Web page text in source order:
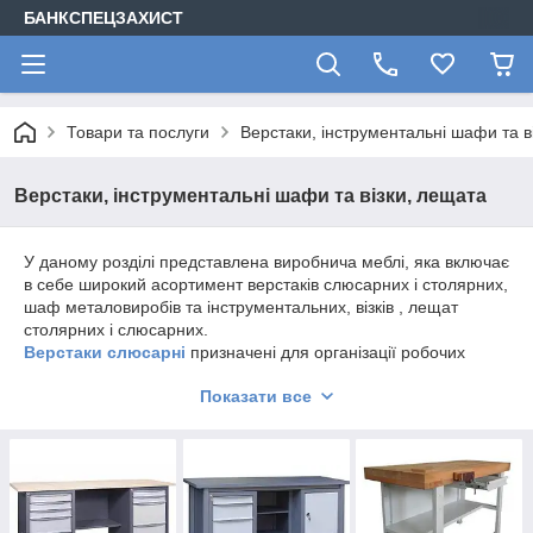
БАНКСПЕЦЗАХИСТ
Товари та послуги Верстаки, інструментальні шафи та
Верстаки, інструментальні шафи та візки, лещата
У даному розділі представлена виробнича меблі, яка включає
в себе широкий асортимент верстаків слюсарних і столярних,
шаф металовиробів та інструментальних, візків , лещат
столярних і слюсарних.
Верстаки слюсарні призначені для організації робочих
підприємствах, школах, навчальних заклади. Слюсарні
Верстаки слюсарні випускаються зі стільницями різної
довжини – від 1200 мм до 1800 мм, що дозволяє вибрати для
роботи модель з оптимальними розмірами.
Показати все